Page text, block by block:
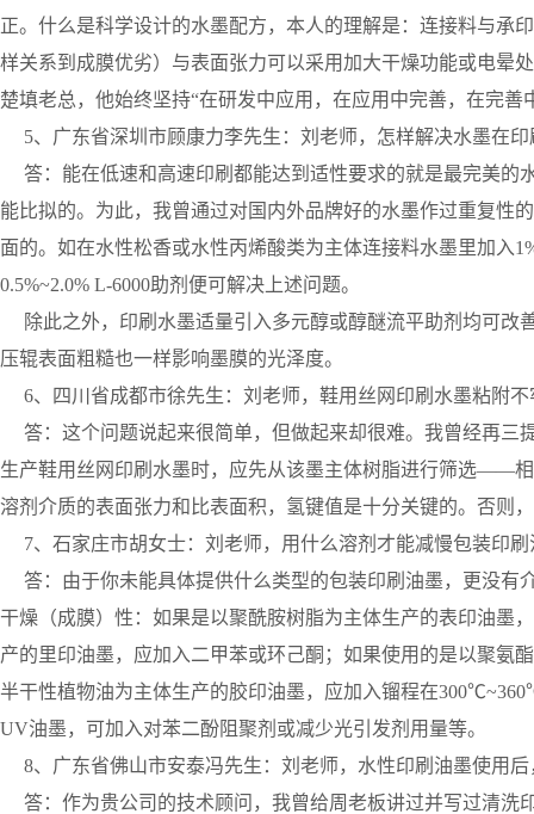
正。什么是科学设计的水墨配方，本人的理解是：连接料与承
样关系到成膜优劣）与表面张力可以采用加大干燥功能或电晕
楚填老总，他始终坚持“在研发中应用，在应用中完善，在完
5、广东省深圳市顾康力李先生：刘老师，怎样解决水墨在印
答：能在低速和高速印刷都能达到适性要求的就是最完美的
能比拟的。为此，我曾通过对国内外品牌好的水墨作过重复性
面的。如在水性松香或水性丙烯酸类为主体连接料水墨里加入
0.5%~2.0% L-6000助剂便可解决上述问题。
除此之外，印刷水墨适量引入多元醇或醇醚流平助剂均可改
压辊表面粗糙也一样影响墨膜的光泽度。
6、四川省成都市徐先生：刘老师，鞋用丝网印刷水墨粘附不
答：这个问题说起来很简单，但做起来却很难。我曾经再三
生产鞋用丝网印刷水墨时，应先从该墨主体树脂进行筛选——
溶剂介质的表面张力和比表面积，氢键值是十分关键的。否则
7、石家庄市胡女士：刘老师，用什么溶剂才能减慢包装印刷
答：由于你未能具体提供什么类型的包装印刷油墨，更没有
干燥（成膜）性：如果是以聚酰胺树脂为主体生产的表印油墨
产的里印油墨，应加入二甲苯或环己酮；如果使用的是以聚氨
半干性植物油为主体生产的胶印油墨，应加入镏程在
UV油墨，可加入对苯二酚阻聚剂或减少光引发剂用量等。
8、广东省佛山市安泰冯先生：刘老师，水性印刷油墨使用
答：作为贵公司的技术顾问，我曾给周老板讲过并写过清洗